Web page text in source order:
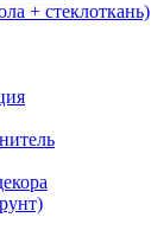
+ стеклоткань)